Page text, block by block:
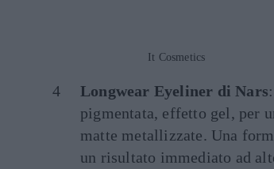
It Cosmetics
Longwear Eyeliner di Nars
pigmentata, effetto gel, per
matte metallizzate. Una
un risultato immediato ad